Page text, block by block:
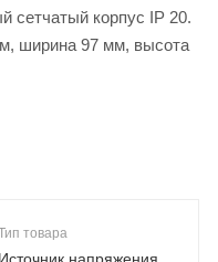
сетчатый корпус IP 20.
ширина 97 мм, высота
товара